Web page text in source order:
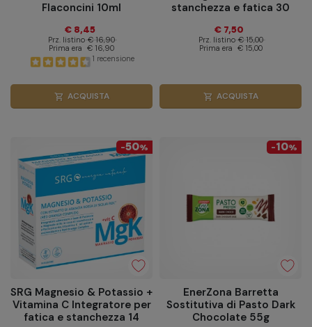
Flaconcini 10ml
€ 8,45
Prz. listino € 16,90
Prima era € 16,90
1 recensione
shopping_cart ACQUISTA
stanchezza e fatica 30
€ 7,50
Prz. listino € 15,00
Prima era € 15,00
shopping_cart ACQUISTA
-50%
SRG Magnesio & Potassio +
Vitamina C Integratore per
fatica e stanchezza 14
-10%
EnerZona Barretta
Sostitutiva di Pasto Dark
Chocolate 55g